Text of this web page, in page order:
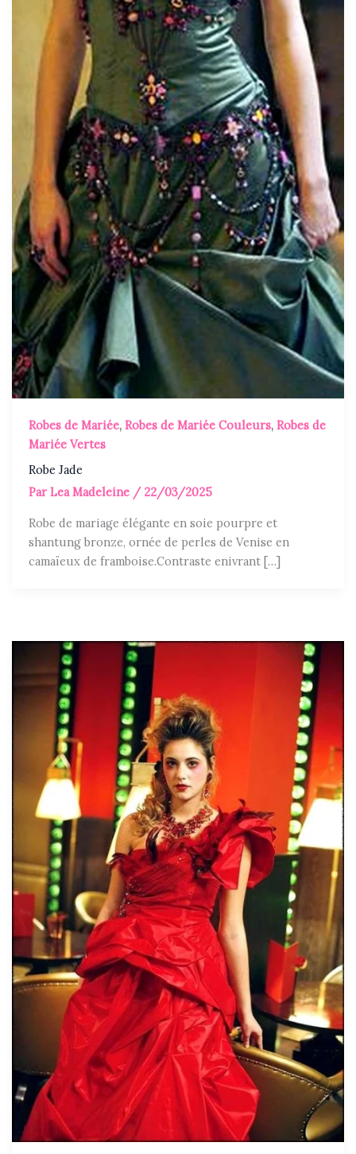
Robes de Mariée,Robes de Mariée Couleurs,Robes de
Mariée Vertes
Robe Jade
ParLea Madeleine / 22/03/2025
Robe de mariage élégante en soie pourpre et
shantung bronze, ornée de perles de Venise en
camaïeux de framboise.Contraste enivrant […]